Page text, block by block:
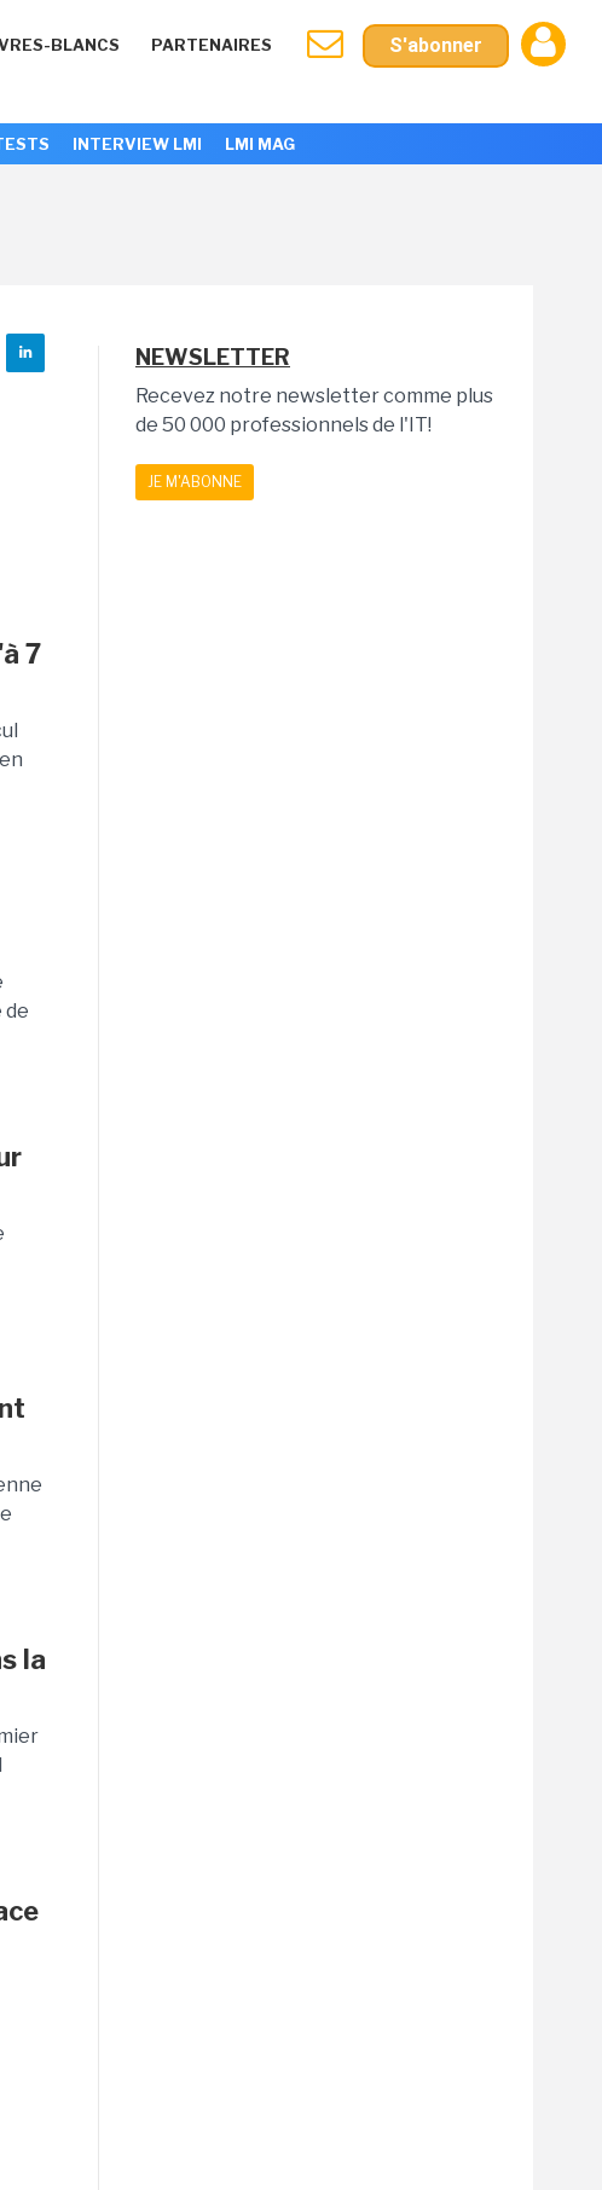
BLANCS PARTENAIRES S'abonner
INTERVIEW LMI LMI MAG
7
de
la
NEWSLETTER
Recevez notre newsletter comme plus
de 50 000 professionnels de l'IT!
JE M'ABONNE